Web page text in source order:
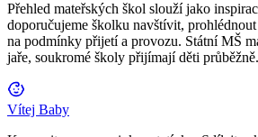
Přehled mateřských škol slouží jako
doporučujeme školku navštívit, prohlédnout
na podmínky přijetí a provozu. Státní MŠ
jaře, soukromé školy přijímají děti průběžně.
Vítej Baby